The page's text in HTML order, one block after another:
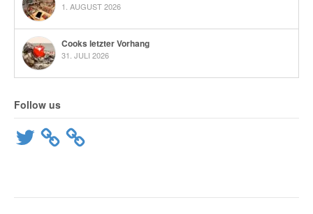
1. AUGUST 2026
Cooks letzter Vorhang
31. JULI 2026
Follow us
Twitter